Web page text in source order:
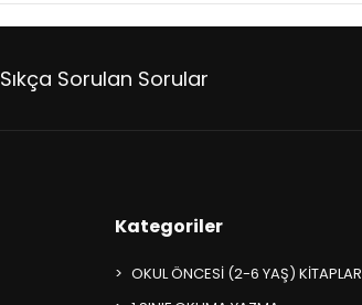
Sıkça Sorulan Sorular
Kategoriler
OKUL ÖNCESİ (2-6 YAŞ) KİTAPLAR